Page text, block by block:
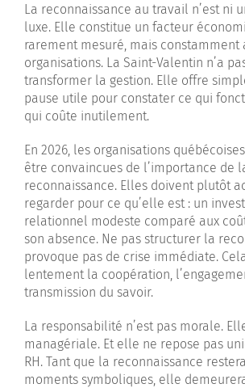
La reconnaissance au travail n’est ni
luxe. Elle constitue un facteur
rarement mesuré, mais constamment
organisations. La Saint-Valentin n’a
transformer la gestion. Elle offre
pause utile pour constater ce qui
qui coûte inutilement.
En 2026, les organisations
être convaincues de l’importance de
reconnaissance. Elles doivent plutôt
regarder pour ce qu’elle est : un
relationnel modeste comparé aux
son absence. Ne pas structurer la
provoque pas de crise immédiate.
lentement la coopération,
transmission du savoir.
La responsabilité n’est pas morale.
managériale. Et elle ne repose pas
RH. Tant que la reconnaissance
moments symboliques, elle